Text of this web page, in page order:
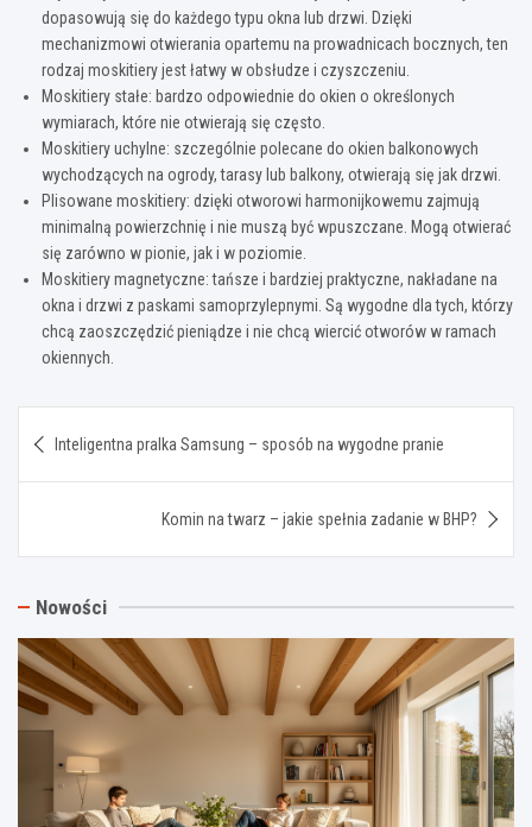
dopasowują się do każdego typu okna lub drzwi. Dzięki
mechanizmowi otwierania opartemu na prowadnicach bocznych, ten
rodzaj moskitiery jest łatwy w obsłudze i czyszczeniu.
Moskitiery stałe: bardzo odpowiednie do okien o określonych
wymiarach, które nie otwierają się często.
Moskitiery uchylne: szczególnie polecane do okien balkonowych
wychodzących na ogrody, tarasy lub balkony, otwierają się jak drzwi.
Plisowane moskitiery: dzięki otworowi harmonijkowemu zajmują
minimalną powierzchnię i nie muszą być wpuszczane. Mogą otwierać
się zarówno w pionie, jak i w poziomie.
Moskitiery magnetyczne: tańsze i bardziej praktyczne, nakładane na
okna i drzwi z paskami samoprzylepnymi. Są wygodne dla tych, którzy
chcą zaoszczędzić pieniądze i nie chcą wiercić otworów w ramach
okiennych.
wpisu
Inteligentna pralka Samsung – sposób na wygodne pranie
Komin na twarz – jakie spełnia zadanie w BHP?
Nowości